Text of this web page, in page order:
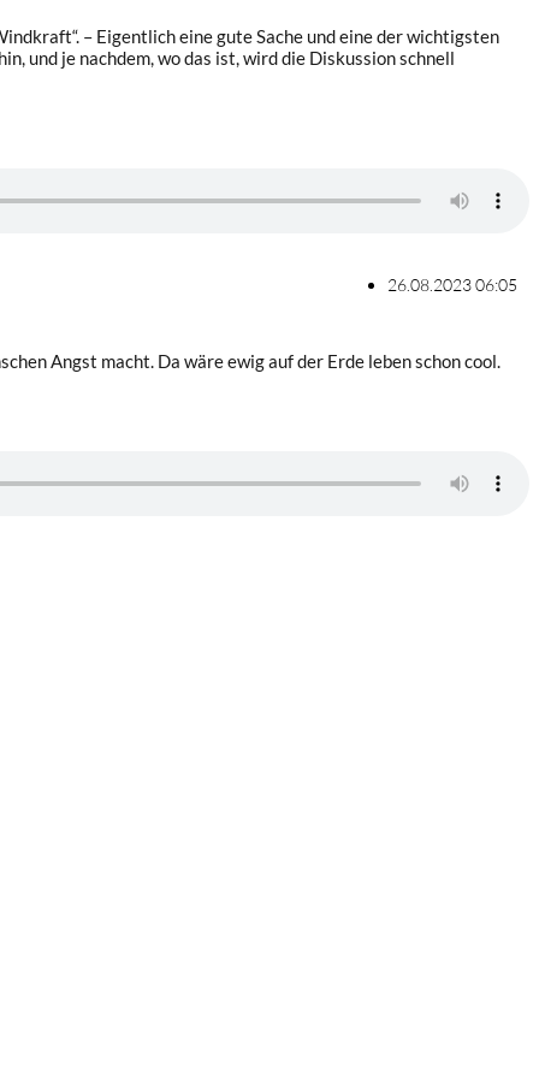
– Eigentlich eine gute Sache und eine der wichtigsten
und je nachdem, wo das ist, wird die Diskussion schnell
26.08.2023 06:05
Angst macht. Da wäre ewig auf der Erde leben schon cool.